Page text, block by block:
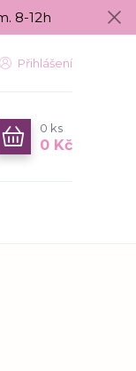
8-12h
Přihlášení
0 ks
0 Kč